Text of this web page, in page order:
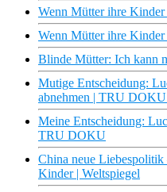
Wenn Mütter ihre
Wenn Mütter ihre
Blinde Mütter: Ich kann
Mutige Entscheidung:
abnehmen | TRU
Meine Entscheidung:
TRU DOKU
China neue
Kinder | Weltspiegel